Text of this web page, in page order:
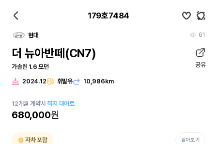
179호7484
현대 61
더 뉴아반떼(CN7)
가솔린 1.6 모던 공유
2024.12 휘발유 10,986km
12개월 계약시최저 대여료
680,000원
자차 포함 알아보기